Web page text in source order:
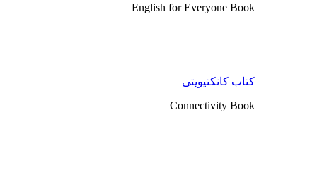
English for Everyone Book
کتاب کانکتیویتی
Connectivity Book